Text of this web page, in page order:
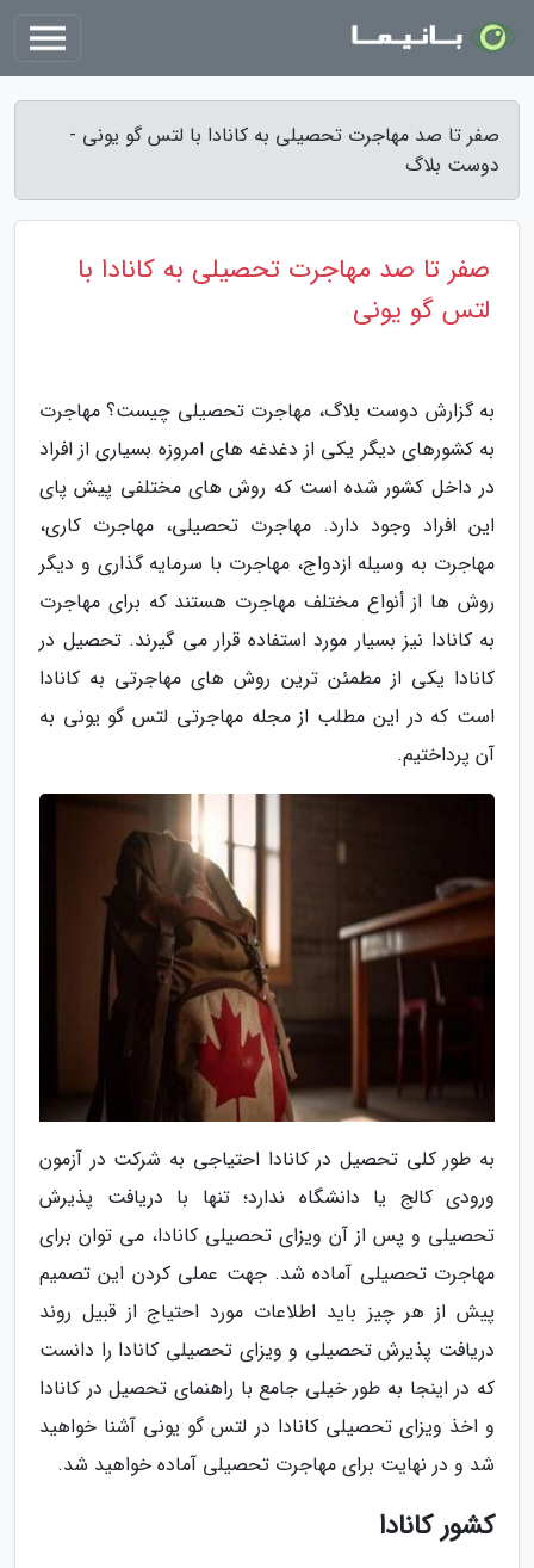
صفر تا صد مهاجرت تحصیلی به کانادا با لتس گو یونی -
دوست بلاگ
صفر تا صد مهاجرت تحصیلی به کانادا با
لتس گو یونی
به گزارش دوست بلاگ، مهاجرت تحصیلی چیست؟ مهاجرت
به کشورهای دیگر یکی از دغدغه های امروزه بسیاری از افراد
در داخل کشور شده است که روش های مختلفی پیش پای
این افراد وجود دارد. مهاجرت تحصیلی، مهاجرت کاری،
مهاجرت به وسیله ازدواج، مهاجرت با سرمایه گذاری و دیگر
روش ها از أنواع مختلف مهاجرت هستند که برای مهاجرت
به کانادا نیز بسیار مورد استفاده قرار می گیرند. تحصیل در
کانادا یکی از مطمئن ترین روش های مهاجرتی به کانادا
است که در این مطلب از مجله مهاجرتی لتس گو یونی به
آن پرداختیم.
به طور کلی تحصیل در کانادا احتیاجی به شرکت در آزمون
ورودی کالج یا دانشگاه ندارد؛ تنها با دریافت پذیرش
تحصیلی و پس از آن ویزای تحصیلی کانادا، می توان برای
مهاجرت تحصیلی آماده شد. جهت عملی کردن این تصمیم
پیش از هر چیز باید اطلاعات مورد احتیاج از قبیل روند
دریافت پذیرش تحصیلی و ویزای تحصیلی کانادا را دانست
که در اینجا به طور خیلی جامع با راهنمای تحصیل در کانادا
و اخذ ویزای تحصیلی کانادا در لتس گو یونی آشنا خواهید
شد و در نهایت برای مهاجرت تحصیلی آماده خواهید شد.
کشور کانادا